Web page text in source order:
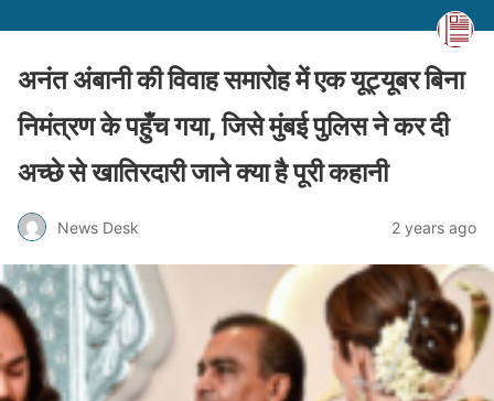
अनंत अंबानी की विवाह समारोह में एक यूट्यूबर बिना
निमंत्रण के पहुँच गया, जिसे मुंबई पुलिस ने कर दी
अच्छे से खातिरदारी जाने क्या है पूरी कहानी
News Desk 2 years ago